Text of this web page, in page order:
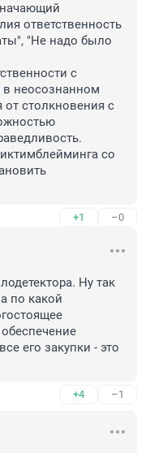
ответственность
"Не надо было
с
в неосознанном
от столкновения с
со
+1 –0
Ну так
по какой
его закупки - это
+4 –1